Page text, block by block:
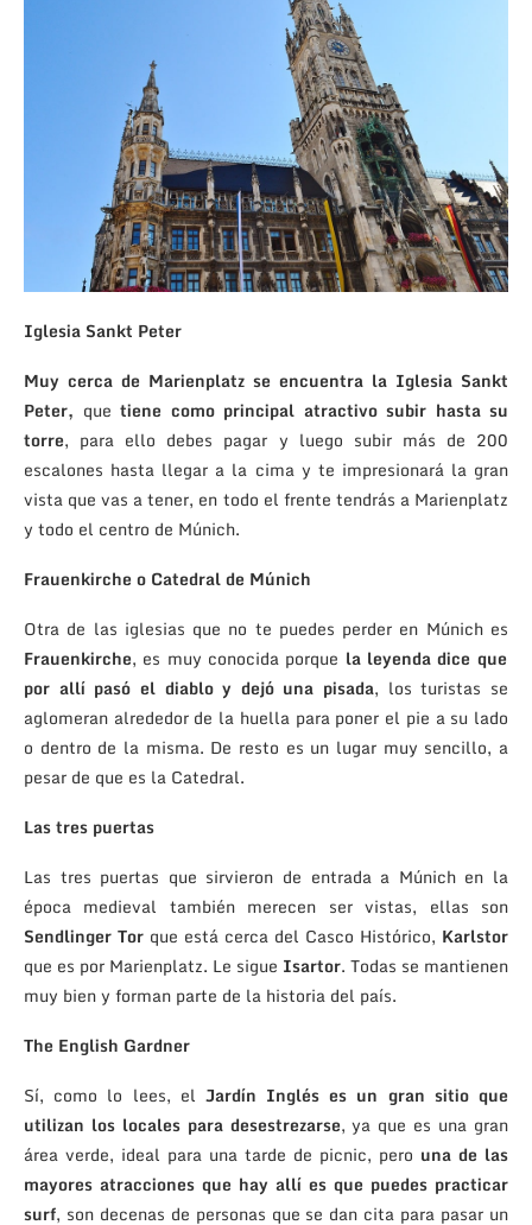
Iglesia Sankt Peter
Muy cerca de Marienplatz se encuentra la Iglesia Sankt
Peter, que tiene como principal atractivo subir hasta su
torre, para ello debes pagar y luego subir más de 200
escalones hasta llegar a la cima y te impresionará la gran
vista que vas a tener, en todo el frente tendrás a Marienplatz
y todo el centro de Múnich.
Frauenkirche o Catedral de Múnich
Otra de las iglesias que no te puedes perder en Múnich es
Frauenkirche, es muy conocida porque la leyenda dice que
por allí pasó el diablo y dejó una pisada, los turistas se
aglomeran alrededor de la huella para poner el pie a su lado
o dentro de la misma. De resto es un lugar muy sencillo, a
pesar de que es la Catedral.
Las tres puertas
Las tres puertas que sirvieron de entrada a Múnich en la
época medieval también merecen ser vistas, ellas son
Sendlinger Tor que está cerca del Casco Histórico, Karlstor
que es por Marienplatz. Le sigue Isartor. Todas se mantienen
muy bien y forman parte de la historia del país.
The English Gardner
Sí, como lo lees, el Jardín Inglés es un gran sitio que
utilizan los locales para desestrezarse, ya que es una gran
área verde, ideal para una tarde de picnic, pero una de las
mayores atracciones que hay allí es que puedes practicar
surf, son decenas de personas que se dan cita para pasar un